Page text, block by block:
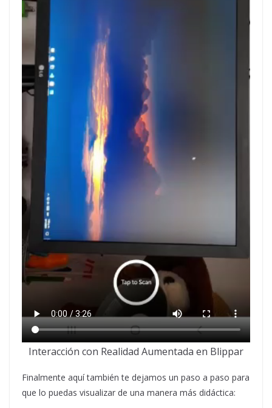
Interacción con Realidad Aumentada en Blippar
Finalmente aquí también te dejamos un paso a paso para
que lo puedas visualizar de una manera más didáctica: